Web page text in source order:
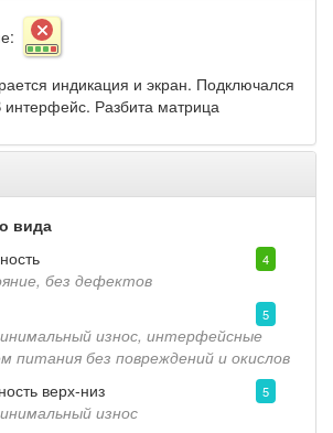
индикация и экран. Подключался
интерфейс. Разбита матрица
вида
4
без дефектов
5
износ, интерфейсные
питания без повреждений и окислов
верх-низ
5
износ